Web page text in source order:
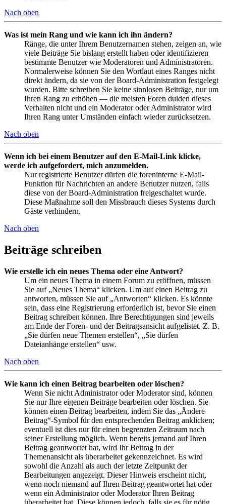
Nach oben
Was ist mein Rang und wie kann ich ihn ändern?
Ränge, die unter Ihrem Benutzernamen stehen, zeigen an, wie
viele Beiträge Sie bislang erstellt haben oder identifizieren
bestimmte Benutzer wie Moderatoren und Administratoren.
Normalerweise können Sie den Wortlaut eines Ranges nicht
direkt ändern, da sie von der Board-Administration festgelegt
wurden. Bitte schreiben Sie keine sinnlosen Beiträge, nur um
Ihren Rang zu erhöhen — die meisten Foren dulden dieses
Verhalten nicht und ein Moderator oder Administrator wird
Ihren Rang unter Umständen einfach wieder zurücksetzen.
Nach oben
Wenn ich bei einem Benutzer auf den E-Mail-Link klicke,
werde ich aufgefordert, mich anzumelden.
Nur registrierte Benutzer dürfen die foreninterne E-Mail-
Funktion für Nachrichten an andere Benutzer nutzen, falls
diese von der Board-Administration freigeschaltet wurde.
Diese Maßnahme soll den Missbrauch dieses Systems durch
Gäste verhindern.
Nach oben
Beiträge schreiben
Wie erstelle ich ein neues Thema oder eine Antwort?
Um ein neues Thema in einem Forum zu eröffnen, müssen
Sie auf „Neues Thema“ klicken. Um auf einen Beitrag zu
antworten, müssen Sie auf „Antworten“ klicken. Es könnte
sein, dass eine Registrierung erforderlich ist, bevor Sie einen
Beitrag schreiben können. Ihre Berechtigungen sind jeweils
am Ende der Foren- und der Beitragsansicht aufgelistet. Z. B.
„Sie dürfen neue Themen erstellen“, „Sie dürfen
Dateianhänge erstellen“ usw.
Nach oben
Wie kann ich einen Beitrag bearbeiten oder löschen?
Wenn Sie nicht Administrator oder Moderator sind, können
Sie nur Ihre eigenen Beiträge bearbeiten oder löschen. Sie
können einen Beitrag bearbeiten, indem Sie das „Ändere
Beitrag“-Symbol für den entsprechenden Beitrag anklicken;
eventuell ist dies nur für einen begrenzten Zeitraum nach
seiner Erstellung möglich. Wenn bereits jemand auf Ihren
Beitrag geantwortet hat, wird Ihr Beitrag in der
Themenansicht als überarbeitet gekennzeichnet. Es wird
sowohl die Anzahl als auch der letzte Zeitpunkt der
Bearbeitungen angezeigt. Dieser Hinweis erscheint nicht,
wenn noch niemand auf Ihren Beitrag geantwortet hat oder
wenn ein Administrator oder Moderator Ihren Beitrag
überarbeitet hat. Diese können jedoch, falls sie es für nötig